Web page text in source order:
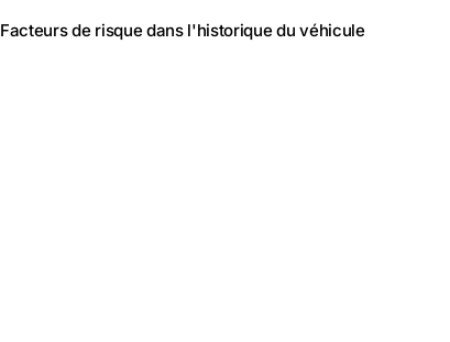
Facteurs de risque dans l'historique du véhicule